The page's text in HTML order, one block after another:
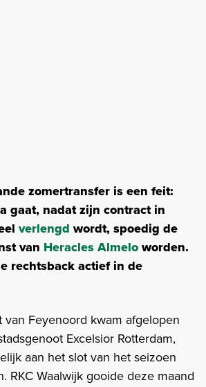
zomertransfer is een feit:
gaat, nadat zijn contract in
verlengd wordt, spoedig de
van Heracles Almeloworden.
rechtsback actief in de
Feyenoord kwam afgelopen
Excelsior Rotterdam,
aan het slot van het seizoen
RKC Waalwijk gooide deze maand